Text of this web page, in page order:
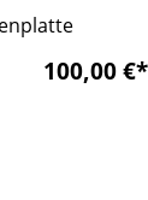
100,00 €*